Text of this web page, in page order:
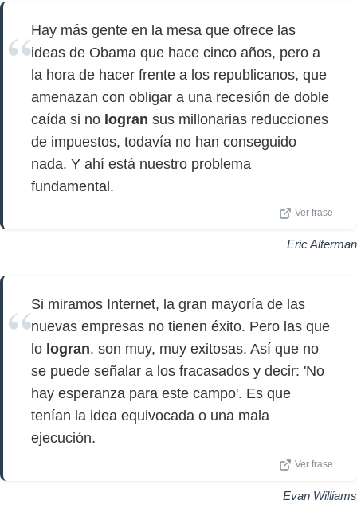
Hay más gente en la mesa que ofrece las
ideas de Obama que hace cinco años, pero a
la hora de hacer frente a los republicanos, que
amenazan con obligar a una recesión de doble
caída si no logran sus millonarias reducciones
de impuestos, todavía no han conseguido
nada. Y ahí está nuestro problema
fundamental.
Ver frase
Eric Alterman
Si miramos Internet, la gran mayoría de las
nuevas empresas no tienen éxito. Pero las que
lo logran, son muy, muy exitosas. Así que no
se puede señalar a los fracasados y decir: 'No
hay esperanza para este campo'. Es que
tenían la idea equivocada o una mala
ejecución.
Ver frase
Evan Williams